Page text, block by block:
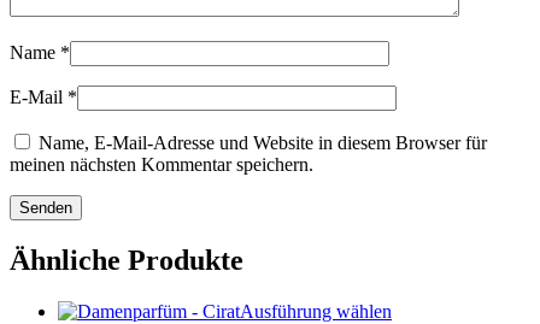
Name *
E-Mail *
Name, E-Mail-Adresse und Website in diesem Browser für
meinen nächsten Kommentar speichern.
Ähnliche Produkte
Ausführung wählen